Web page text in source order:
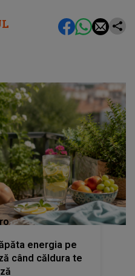
energia pe
când căldura te